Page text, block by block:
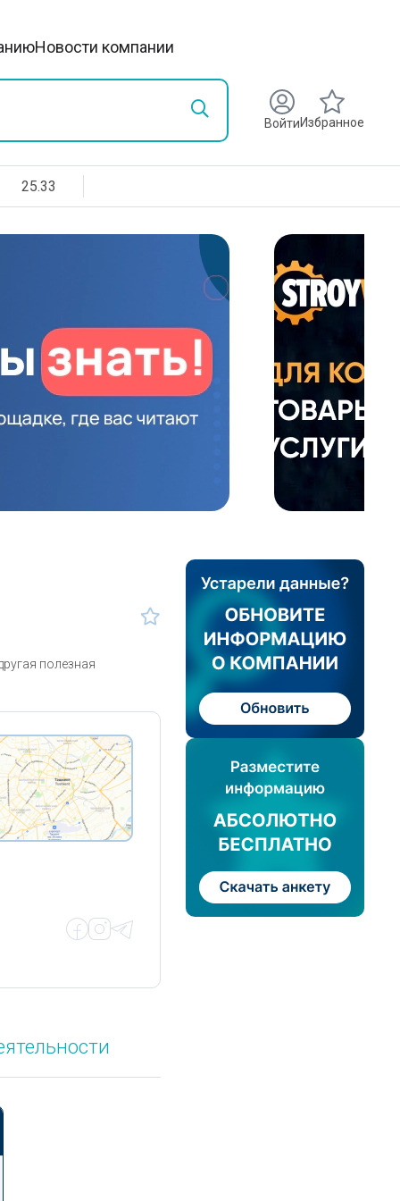
Новости компании
ВойтиИзбранное
25.33
полезная